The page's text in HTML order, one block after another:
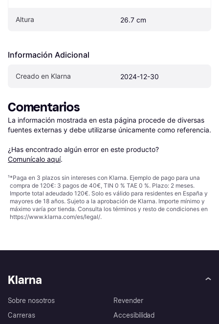
Altura 26.7 cm
Información Adicional
Creado en Klarna 2024-12-30
Comentarios
La información mostrada en esta página procede de diversas
fuentes externas y debe utilizarse únicamente como referencia.
¿Has encontrado algún error en este producto?
Comunícalo aquí.
¹*Paga en 3 plazos sin intereses con Klarna. Ejemplo de pago para una
compra de 120€: 3 pagos de 40€, TIN 0 % TAE 0 %. Plazo: 2 meses.
Importe total adeudado 120€. Solo es válido para residentes en España y
mayores de 18 años. Sujeto a la aprobación de Klarna. Importe mínimo y
máximo varía por tienda. Consulta los términos y resto de condiciones en
https://www.klarna.com/es/legal/.
Klarna
Sobre nosotros
Carreras
Revender
Accesibilidad